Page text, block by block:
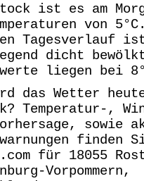
ist es am
von
Tagesverlauf
dicht
liegen bei
das Wetter
Temperatur-,
sowie
finden
für 18055
Vorpommern,